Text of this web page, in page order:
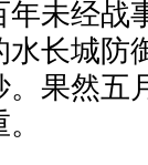
未经战
长城防
果然五